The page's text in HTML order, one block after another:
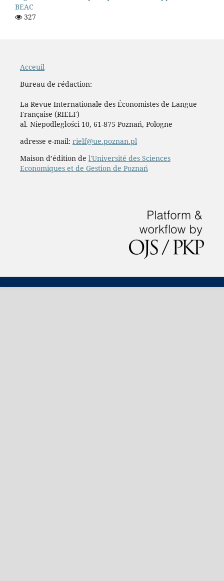
BEAC
327
Acceuil
Bureau de rédaction:
La Revue Internationale des Économistes de Langue
Française (RIELF)
al. Niepodległości 10, 61-875 Poznań, Pologne
adresse e-mail: rielf@ue.poznan.pl
Maison d’édition de l'Université des Sciences
Economiques et de Gestion de Poznań